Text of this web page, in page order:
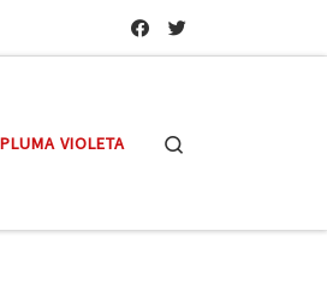
PLUMA VIOLETA